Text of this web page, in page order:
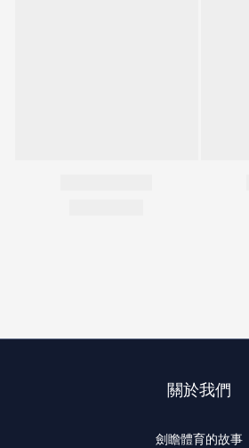
關於我們
劍瞻體育的故事